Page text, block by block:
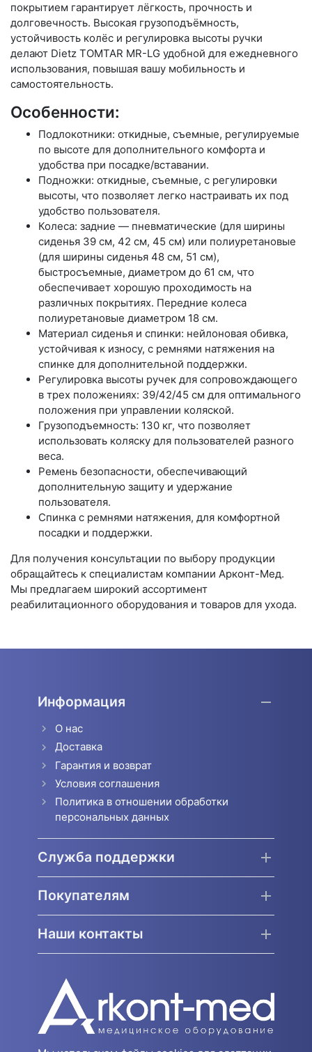
покрытием гарантирует лёгкость, прочность и
долговечность. Высокая грузоподъёмность,
устойчивость колёс и регулировка высоты ручки
делают Dietz TOMTAR MR-LG удобной для ежедневного
использования, повышая вашу мобильность и
самостоятельность.
Особенности:
Подлокотники: откидные, съемные, регулируемые
по высоте для дополнительного комфорта и
удобства при посадке/вставании.
Подножки: откидные, съемные, с регулировки
высоты, что позволяет легко настраивать их под
удобство пользователя.
Колеса: задние — пневматические (для ширины
сиденья 39 см, 42 см, 45 см) или полиуретановые
(для ширины сиденья 48 см, 51 см),
быстросъемные, диаметром до 61 см, что
обеспечивает хорошую проходимость на
различных покрытиях. Передние колеса
полиуретановые диаметром 18 см.
Материал сиденья и спинки: нейлоновая обивка,
устойчивая к износу, с ремнями натяжения на
спинке для дополнительной поддержки.
Регулировка высоты ручек для сопровождающего
в трех положениях: 39/42/45 см для оптимального
положения при управлении коляской.
Грузоподъемность: 130 кг, что позволяет
использовать коляску для пользователей разного
веса.
Ремень безопасности, обеспечивающий
дополнительную защиту и удержание
пользователя.
Спинка с ремнями натяжения, для комфортной
посадки и поддержки.
Для получения консультации по выбору продукции
обращайтесь к специалистам компании Арконт-Мед.
Мы предлагаем широкий ассортимент
реабилитационного оборудования и товаров для ухода.
Информация
О нас
Доставка
Гарантия и возврат
Условия соглашения
Политика в отношении обработки
персональных данных
Служба поддержки
Покупателям
Наши контакты